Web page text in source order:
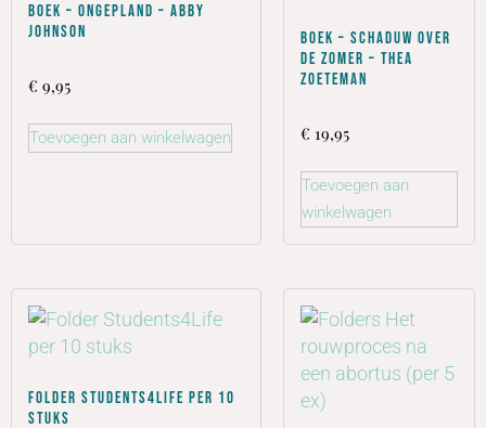
Boek – Ongepland – Abby
Johnson
€ 9,95
Toevoegen aan winkelwagen
Boek – Schaduw over
de zomer – Thea
Zoeteman
€ 19,95
Toevoegen aan
winkelwagen
Folder Students4Life per 10
stuks